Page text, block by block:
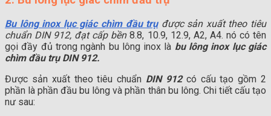
Bu lông inox lục giác chìm đầu trụđược sản xuất theo tiêu
chuẩn DIN 912, đạt cấp bền8.8, 10.9, 12.9, A2, A4. nó có tên
gọi đầy đủ trong ngành bu lông inox là bu lông inox lục giác
chìm đầu trụ DIN 912.
Được sản xuất theo tiêu chuẩn DIN 912có cấu tạo gồm 2
phần là phần đầu bu lông và phần thân bu lông. Chi tiết cấu tạo
nư sau: